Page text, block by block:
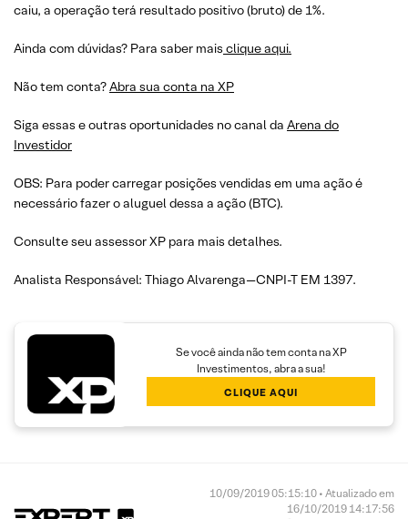
caiu, a operação terá resultado positivo (bruto) de 1%.
Ainda com dúvidas? Para saber mais clique aqui.
Não tem conta?Abra sua conta na XP
Siga essas e outras oportunidades no canal da Arena do
Investidor
OBS: Para poder carregar posições vendidas em uma ação é
necessário fazer o aluguel dessa a ação (BTC).
Consulte seu assessor XP para mais detalhes.
Analista Responsável: Thiago Alvarenga—CNPI-T EM 1397.
Se você ainda não tem conta na XP
Investimentos, abra a sua!
CLIQUE AQUI
10/09/2019 05:15:10 • Atualizado em
16/10/2019 14:17:56